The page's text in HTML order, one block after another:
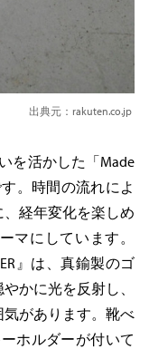
出典元：rakuten.co.jp
を活かした「Made
。時間の流れによ
経年変化を楽しめ
マにしています。
』は、真鍮製のゴ
かに光を反射し、
があります。靴べ
ホルダーが付いて